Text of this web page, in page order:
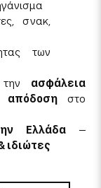
σνακ,
των
την ασφάλεια
απόδοση στο
Ελλάδα –
ιδιώτες